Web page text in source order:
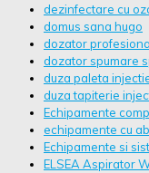
dezinfectare cu
domus sana hugo
dozator
dozator spumare
duza paleta
duza tapiterie
Echipamente
echipamente cu
Echipamente si
ELSEA Aspirator